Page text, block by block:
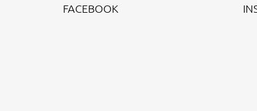
FACEBOOK